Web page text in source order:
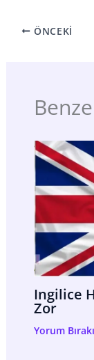
ÖNCEKI
Ingilice
Zor
Yorum